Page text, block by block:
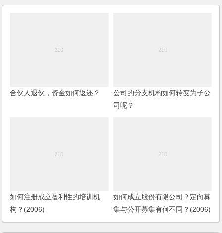
合伙人退伙，资金如何返还？
公司的分支机构如何转变为子公
司呢？
如何注册成立盈利性的培训机
构？(2006)
如何成立股份有限公司？定向募
集与公开募集有何不同？(2006)